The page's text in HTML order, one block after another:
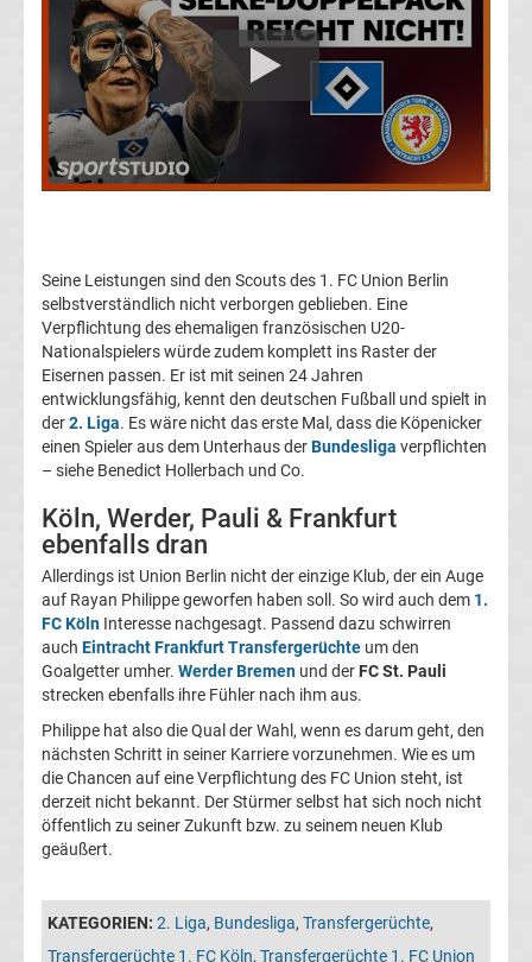
Union
Berlin
Transfergerüchte
1.
Mainz
05
Transfergerüchte
Alemannia
Aachen
Transfergerüchte
Arminia
Transfergerüchte
Bayer
Transfergerüchte
Seine Leistungen sind den Scouts des 1. FC Union Berlin
selbstverständlich nicht verborgen geblieben. Eine
Verpflichtung des ehemaligen französischen U20-
Nationalspielers würde zudem komplett ins Raster der
Eisernen passen. Er ist mit seinen 24 Jahren
entwicklungsfähig, kennt den deutschen Fußball und spielt in
der2. Liga. Es wäre nicht das erste Mal, dass die Köpenicker
einen Spieler aus dem Unterhaus derBundesliga verpflichten
– siehe Benedict Hollerbach und Co.
Köln, Werder, Pauli & Frankfurt
ebenfalls dran
Allerdings ist Union Berlin nicht der einzige Klub, der ein Auge
auf Rayan Philippe geworfen haben soll. So wird auch dem 1.
FC Köln Interesse nachgesagt. Passend dazu schwirren
auch Eintracht Frankfurt Transfergerüchte um den
Goalgetter umher. Werder Bremen und der FC St. Pauli
strecken ebenfalls ihre Fühler nach ihm aus.
Philippe hat also die Qual der Wahl, wenn es darum geht, den
nächsten Schritt in seiner Karriere vorzunehmen. Wie es um
die Chancen auf eine Verpflichtung des FC Union steht, ist
derzeit nicht bekannt. Der Stürmer selbst hat sich noch nicht
öffentlich zu seiner Zukunft bzw. zu seinem neuen Klub
geäußert.
KATEGORIEN: 2. Liga, Bundesliga, Transfergerüchte,
Transfergerüchte 1. FC Köln, Transfergerüchte 1. FC Union